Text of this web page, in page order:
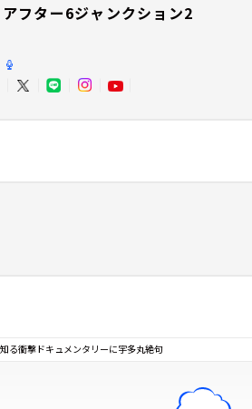
アフター6ジャンクション2
る衝撃ドキュメンタリーに宇多丸絶句